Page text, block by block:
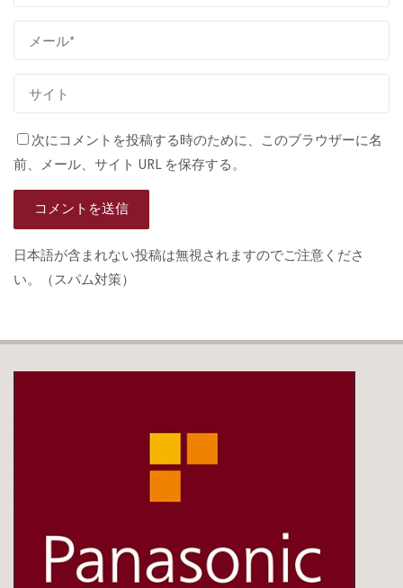
次にコメントを投稿する時のために、このブラウザーに名
前、メール、サイト URL を保存する。
日本語が含まれない投稿は無視されますのでご注意くださ
い。（スパム対策）